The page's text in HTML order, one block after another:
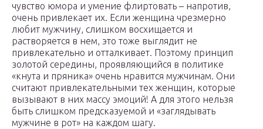
чувство юмора и умение флиртовать – напротив,
очень привлекает их. Если женщина чрезмерно
любит мужчину, слишком восхищается и
растворяется в нем, это тоже выглядит не
привлекательно и отталкивает. Поэтому принцип
золотой середины, проявляющийся в политике
«кнута и пряника» очень нравится мужчинам. Они
считают привлекательными тех женщин, которые
вызывают в них массу эмоций! А для этого нельзя
быть слишком предсказуемой и «заглядывать
мужчине в рот» на каждом шагу.